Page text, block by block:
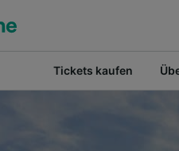
Tickets kaufen